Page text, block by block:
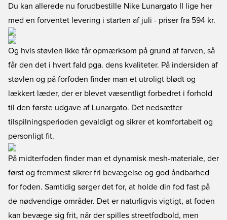
Du kan allerede nu forudbestille Nike Lunargato II lige her
med en forventet levering i starten af juli - priser fra 594 kr.
Og hvis støvlen ikke får opmærksom på grund af farven, så
får den det i hvert fald pga. dens kvaliteter. På indersiden af
støvlen og på forfoden finder man et utroligt blødt og
lækkert læder, der er blevet væsentligt forbedret i forhold
til den første udgave af Lunargato. Det nedsætter
tilspilningsperioden gevaldigt og sikrer et komfortabelt og
personligt fit.
På midterfoden finder man et dynamisk mesh-materiale, der
først og fremmest sikrer fri bevægelse og god åndbarhed
for foden. Samtidig sørger det for, at holde din fod fast på
de nødvendige områder. Det er naturligvis vigtigt, at foden
kan bevæge sig frit, når der spilles streetfodbold, men